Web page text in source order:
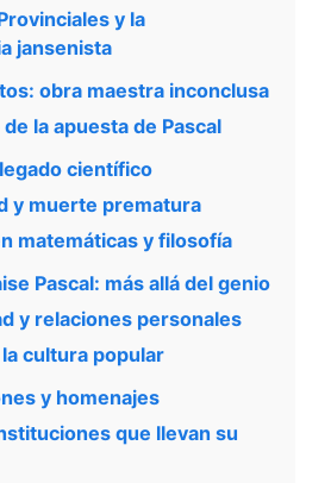
y la
jansenista
obra maestra inconclusa
la apuesta de Pascal
científico
y muerte prematura
matemáticas y filosofía
Pascal: más allá del genio
y relaciones personales
cultura popular
y homenajes
que llevan su